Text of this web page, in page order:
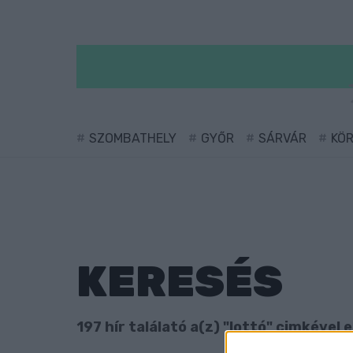
SZOMBATHELY GYŐR SÁRVÁR
KERESÉS
197 hír találató a(z) "lottó" cimkével